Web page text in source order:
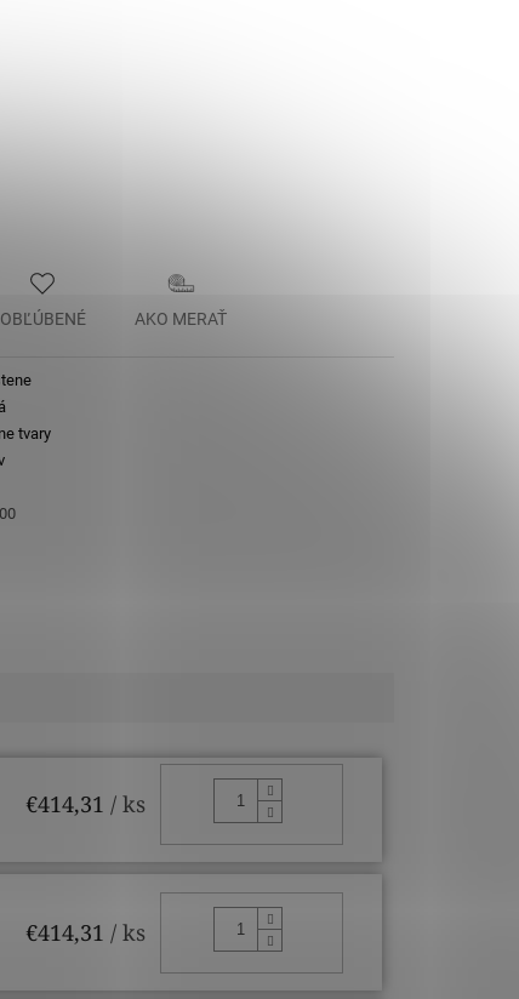
OBĽÚBENÉ AKO MERAŤ
tvary
€414,31 / ks
€414,31 / ks